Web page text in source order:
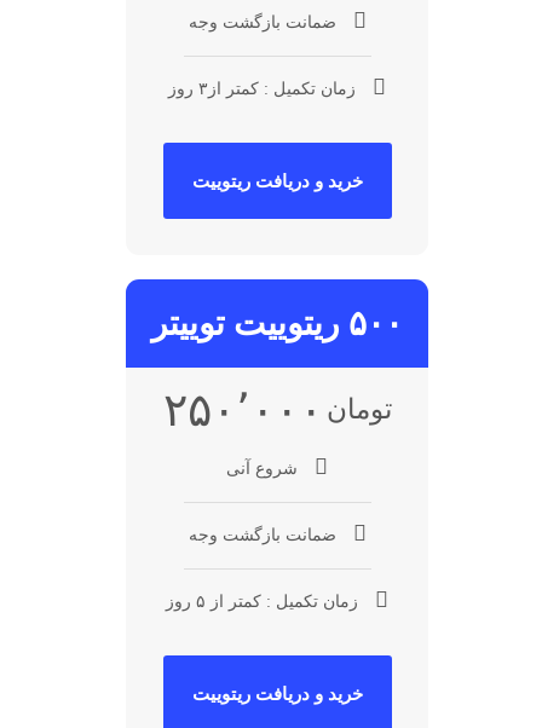
ضمانت بازگشت وجه
زمان تکمیل : کمتر از۳ روز
خرید و دریافت ریتوییت
۵۰۰ ریتوییت توییتر
۲۵۰٬۰۰۰ تومان
شروع آنی
ضمانت بازگشت وجه
زمان تکمیل : کمتر از ۵ روز
خرید و دریافت ریتوییت